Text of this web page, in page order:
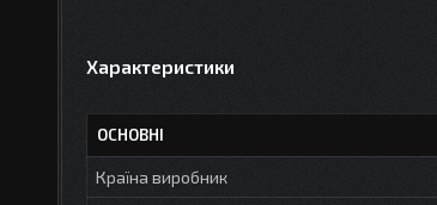
Характеристики
ОСНОВНІ
Країна виробник